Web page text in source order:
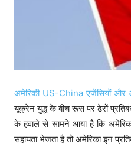
अमेरिकी US-China एजेंसियों और
यूक्रेन युद्ध के बीच रूस पर ढेरों
के हवाले से सामने आया है कि
सहायता भेजता है तो अमेरिका इन